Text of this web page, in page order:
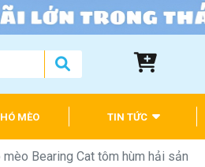
MÈO TIN TỨC
Bearing Cat tôm hùm hải sản